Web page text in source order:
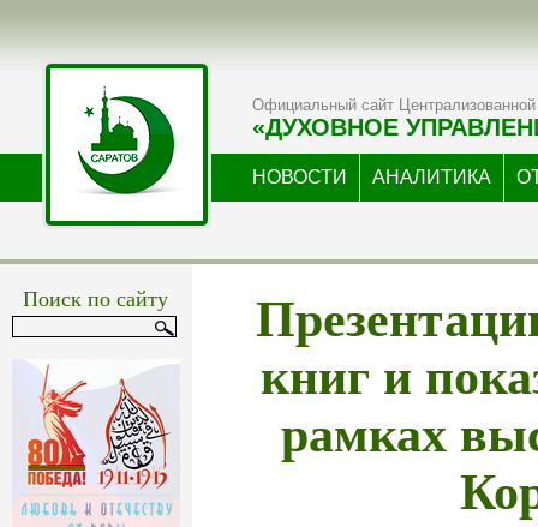
Официальный сайт Централизованной
«ДУХОВНОЕ
НОВОСТИ АНАЛИТИКА
Поиск по сайту
книг и
рамках